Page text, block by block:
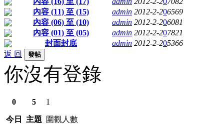
內容 (11) 至 (15)
admin 2012-2-206569
內容 (06) 至 (10)
admin 2012-2-206081
內容 (01) 至 (05)
admin 2012-2-207821
封面封底
admin 2012-2-205366
返 回
發帖
你沒有登錄
0
今日
5
主題
1
圍觀人數